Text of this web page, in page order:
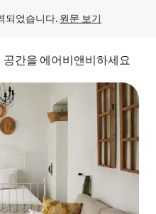
되었습니다. 원문 보기
공간을 에어비앤비하세요